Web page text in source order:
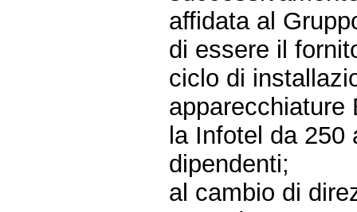
affidata al
di essere il
ciclo di
apparecchiature
la Infotel da 250
dipendenti;
al cambio di